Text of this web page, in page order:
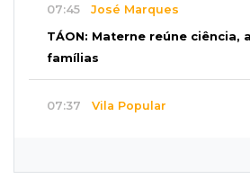
07:45 José Marques
TÁON: Materne reúne ciência,
famílias
07:37 Vila Popular